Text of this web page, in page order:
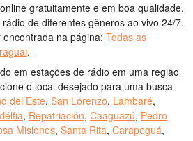
gratuitamente e em boa qualidade.
de diferentes gêneros ao vivo 24/7.
na página: Todas as
.
em estações de rádio em uma região
o local desejado para uma busca
del Este, San Lorenzo, Lambaré,
, Repatriación, Caaguazú, Pedro
Misiones, Santa Rita, Carapeguá,